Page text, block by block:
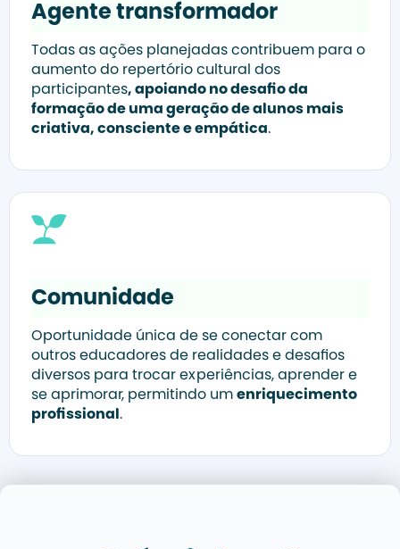
Agente transformador
Todas as ações planejadas contribuem para o
aumento do repertório cultural dos
participantes, apoiando no desafio da
formação de uma geração de alunos mais
criativa, consciente e empática.
Comunidade
Oportunidade única de se conectar com
outros educadores de realidades e desafios
diversos para trocar experiências, aprender e
se aprimorar, permitindo um enriquecimento
profissional.